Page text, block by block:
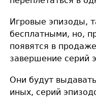
Игровые эпизоды,
бесплатными, но,
появятся в
завершение серий
Они будут
иных, серий